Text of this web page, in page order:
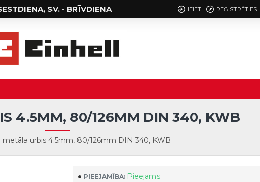
SV. - BRĪVDIENA IEIET REĢISTRĒTIES
metāla urbis 4.5mm, 80/126mm DIN 340, KWB
4.5MM, 80/126MM DIN 340, KWB
PIEEJAMĪBA: Pieejams